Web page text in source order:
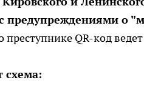
предупреждениями о
QR-код
схема: